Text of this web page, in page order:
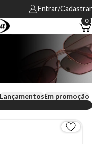
Entrar/Cadastrar
0
LançamentosEm promoção